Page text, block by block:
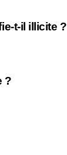
t-il illicite ?
?